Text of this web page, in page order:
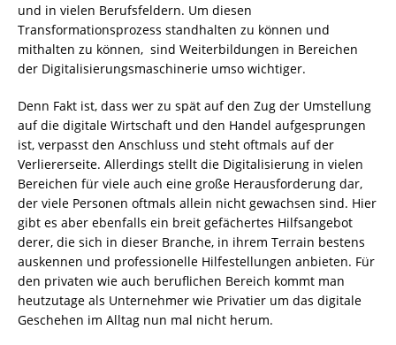
und in vielen Berufsfeldern. Um diesen
Transformationsprozess standhalten zu können und
mithalten zu können, sind Weiterbildungen in Bereichen
der Digitalisierungsmaschinerie umso wichtiger.
Denn Fakt ist, dass wer zu spät auf den Zug der Umstellung
auf die digitale Wirtschaft und den Handel aufgesprungen
ist, verpasst den Anschluss und steht oftmals auf der
Verliererseite. Allerdings stellt die Digitalisierung in vielen
Bereichen für viele auch eine große Herausforderung dar,
der viele Personen oftmals allein nicht gewachsen sind. Hier
gibt es aber ebenfalls ein breit gefächertes Hilfsangebot
derer, die sich in dieser Branche, in ihrem Terrain bestens
auskennen und professionelle Hilfestellungen anbieten. Für
den privaten wie auch beruflichen Bereich kommt man
heutzutage als Unternehmer wie Privatier um das digitale
Geschehen im Alltag nun mal nicht herum.